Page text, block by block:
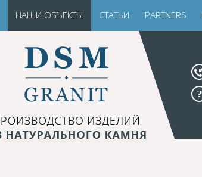
НАШИ ОБЪЕКТЫ СТАТЬИ PARTNERS